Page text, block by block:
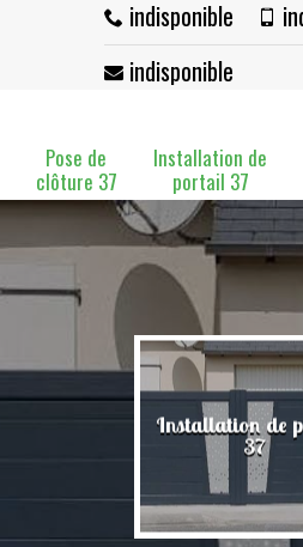
indisponible
indisponible
Pose de
clôture 37
Installation de
portail 37
Installation de
37